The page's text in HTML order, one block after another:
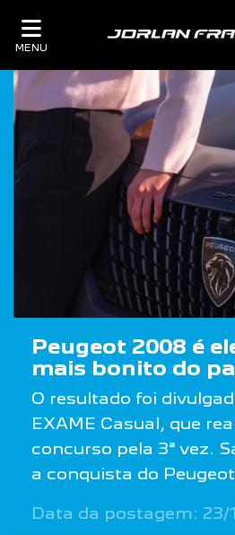
MENU
Peugeot 2008 é
mais bonito do
O resultado foi
EXAME Casual, que
concurso pela 3ª vez.
a conquista do
Data da postagem: 23/